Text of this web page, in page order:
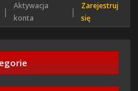
|
Aktywacja
konta
|
Zarejestruj
się